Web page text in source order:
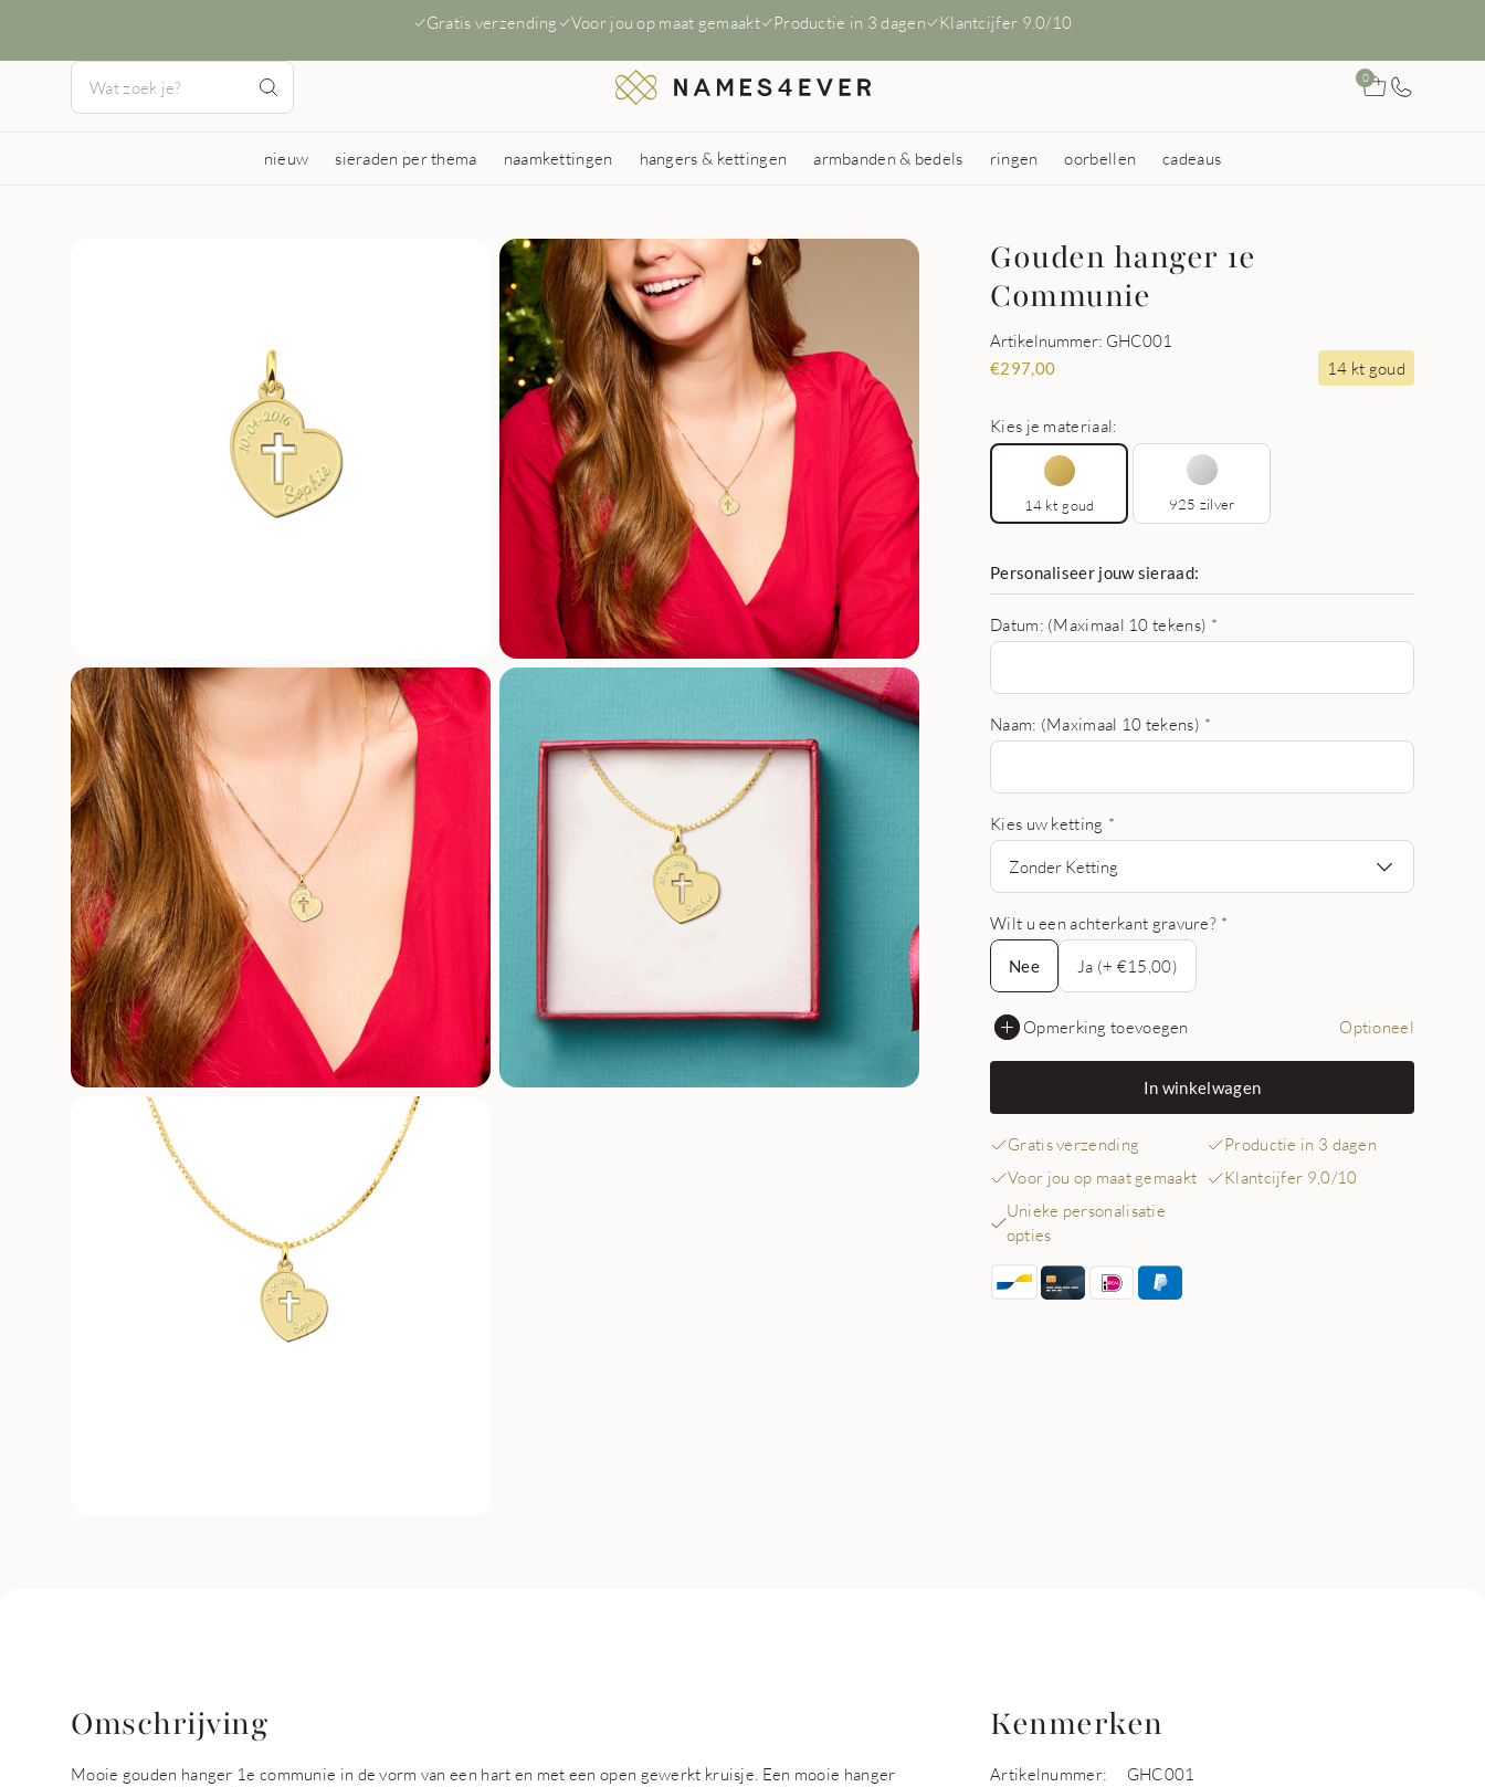
Gratis verzending Voor jou op maat gemaakt Productie in 3 dagen Klantcijfer 9.0/10
0
nieuw sieraden per thema naamkettingen hangers & kettingen armbanden & bedels ringen oorbellen cadeaus
Gouden hanger 1e
Communie
Artikelnummer: GHC001
€297,00 14 kt goud
Kies je materiaal:
14 kt goud 925 zilver
Personaliseer jouw sieraad:
Datum: (Maximaal 10 tekens) *
Naam: (Maximaal 10 tekens) *
Kies uw ketting *
Zonder Ketting
Wilt u een achterkant gravure? *
Nee
Nee
Ja (+ €15,00)
Opmerking toevoegen Optioneel
In winkelwagen
Gratis verzending
Productie in 3 dagen
Voor jou op maat gemaakt
Klantcijfer 9,0/10
Unieke personalisatie
opties
Omschrijving
Mooie gouden hanger 1e communie in de vorm van een hart en met een open gewerkt kruisje. Een mooie hanger
Kenmerken
Artikelnummer:
GHC001